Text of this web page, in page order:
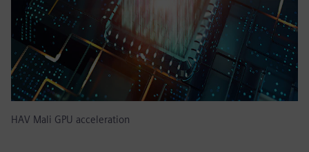
HAV Mali GPU acceleration